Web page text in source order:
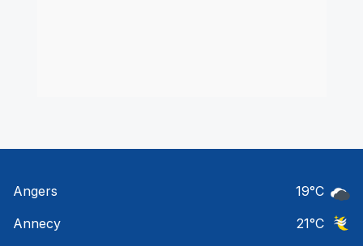
Angers 19°C
Annecy
21°C